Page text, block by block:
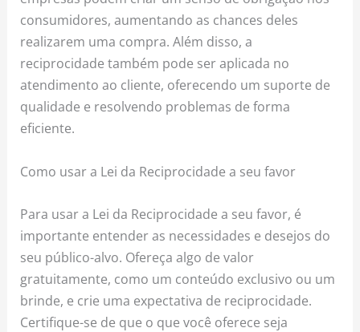
consumidores, aumentando as chances deles
realizarem uma compra. Além disso, a
reciprocidade também pode ser aplicada no
atendimento ao cliente, oferecendo um suporte de
qualidade e resolvendo problemas de forma
eficiente.
Como usar a Lei da Reciprocidade a seu favor
Para usar a Lei da Reciprocidade a seu favor, é
importante entender as necessidades e desejos do
seu público-alvo. Ofereça algo de valor
gratuitamente, como um conteúdo exclusivo ou um
brinde, e crie uma expectativa de reciprocidade.
Certifique-se de que o que você oferece seja